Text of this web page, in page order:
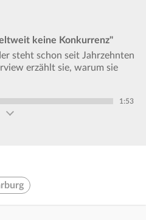
keine Konkurrenz"
steht schon seit Jahrzehnten
erzählt sie, warum sie
1:53